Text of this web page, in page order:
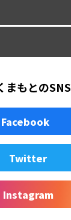
まもとのSNS
Facebook
Twitter
Instagram